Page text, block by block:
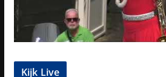
Kijk Live